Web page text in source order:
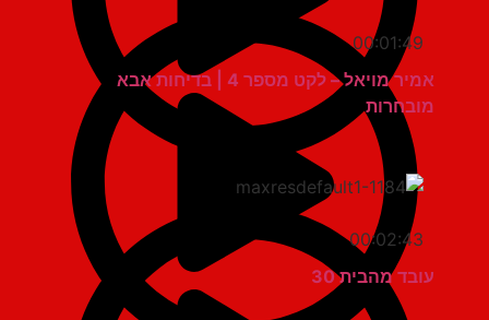
00:01:49
אמיר מויאל – לקט מספר 4 | בדיחות אבא
מובחרות
00:02:43
עובד מהבית 30